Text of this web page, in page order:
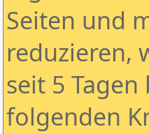
Seiten und
reduzieren,
seit 5
folgenden